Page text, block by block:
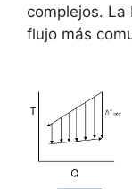
complejos. La
flujo más